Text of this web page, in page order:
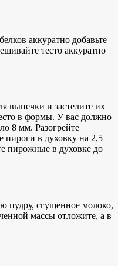
аккуратно добавьте
тесто аккуратно
выпечки и застелите их
в формы. У вас должно
8 мм. Разогрейте
пироги в духовку на 2,5
пирожные в духовке до
пудру, сгущенное молоко,
массы отложите, а в